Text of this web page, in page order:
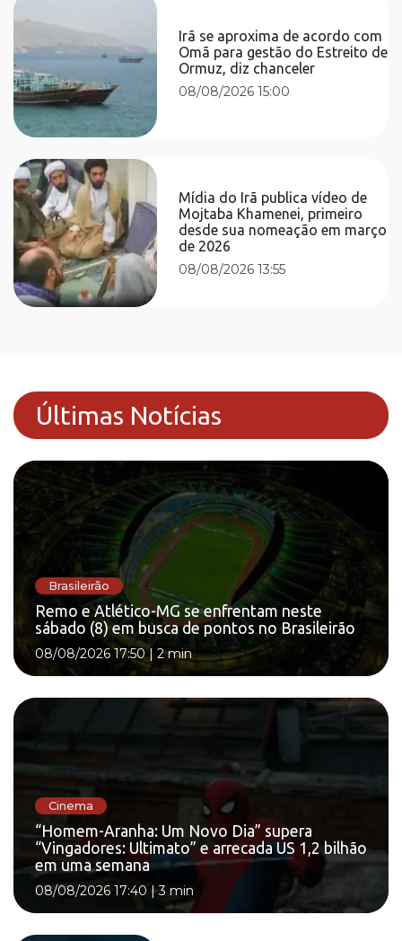
Irã se aproxima de acordo com
Omã para gestão do Estreito de
Ormuz, diz chanceler
08/08/2026 15:00
Mídia do Irã publica vídeo de
Mojtaba Khamenei, primeiro
desde sua nomeação em março
de 2026
08/08/2026 13:55
Últimas Notícias
Brasileirão
Remo e Atlético-MG se enfrentam neste
sábado (8) em busca de pontos no Brasileirão
08/08/2026 17:50| 2 min
Cinema
“Homem-Aranha: Um Novo Dia” supera
“Vingadores: Ultimato” e arrecada US 1,2 bilhão
em uma semana
08/08/2026 17:40 |3 min